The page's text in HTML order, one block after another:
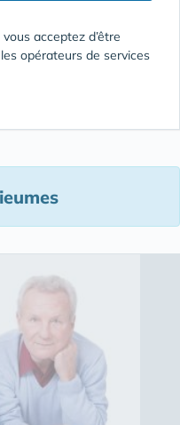
acceptez d’être
opérateurs de services